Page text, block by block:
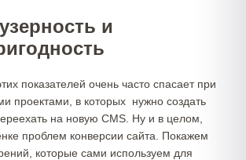
и
показателей очень часто спасает при
проектами, в которых нужно создать
на новую CMS. Ну и в целом,
проблем конверсии сайта. Покажем
которые сами используем для